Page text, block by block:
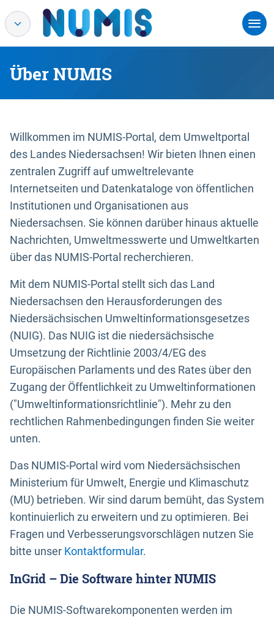
Über NUMIS
Willkommen im NUMIS-Portal, dem Umweltportal
des Landes Niedersachsen! Wir bieten Ihnen einen
zentralen Zugriff auf umweltrelevante
Internetseiten und Datenkataloge von öffentlichen
Institutionen und Organisationen aus
Niedersachsen. Sie können darüber hinaus aktuelle
Nachrichten, Umweltmesswerte und Umweltkarten
über das NUMIS-Portal recherchieren.
Mit dem NUMIS-Portal stellt sich das Land
Niedersachsen den Herausforderungen des
Niedersächsischen Umweltinformationsgesetzes
(NUIG). Das NUIG ist die niedersächsische
Umsetzung der Richtlinie 2003/4/EG des
Europäischen Parlaments und des Rates über den
Zugang der Öffentlichkeit zu Umweltinformationen
("Umweltinformationsrichtlinie"). Mehr zu den
rechtlichen Rahmenbedingungen finden Sie weiter
unten.
Das NUMIS-Portal wird vom Niedersächsischen
Ministerium für Umwelt, Energie und Klimaschutz
(MU) betrieben. Wir sind darum bemüht, das System
kontinuierlich zu erweitern und zu optimieren. Bei
Fragen und Verbesserungsvorschlägen nutzen Sie
bitte unser Kontaktformular.
InGrid – Die Software hinter NUMIS
Die NUMIS-Softwarekomponenten werden im